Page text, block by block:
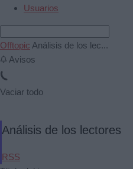
Usuarios
Offtopic Análisis de los lec...
Avisos
Vaciar todo
Análisis de los lectores
RSS